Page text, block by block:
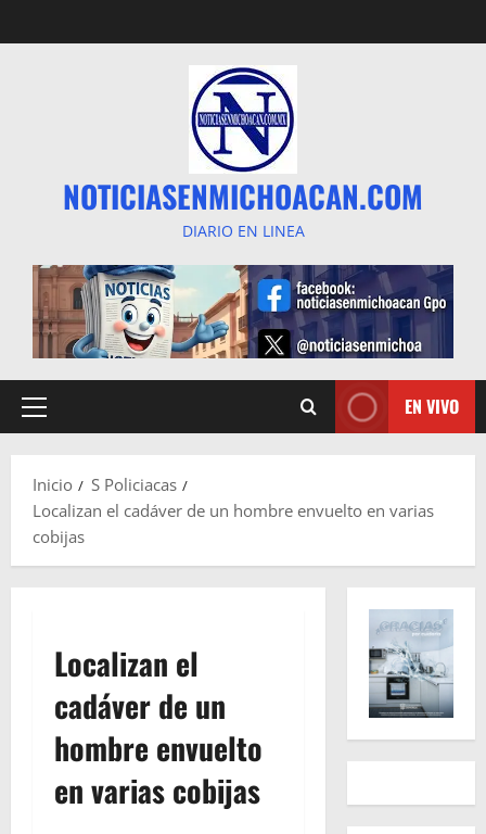
al
NOTICIASENMICHOACAN.COM
DIARIO EN LINEA
Menú
EN VIVO
Inicio
S Policiacas
Localizan el cadáver de un hombre envuelto en varias
cobijas
Localizan el
cadáver de un
hombre envuelto
en varias cobijas